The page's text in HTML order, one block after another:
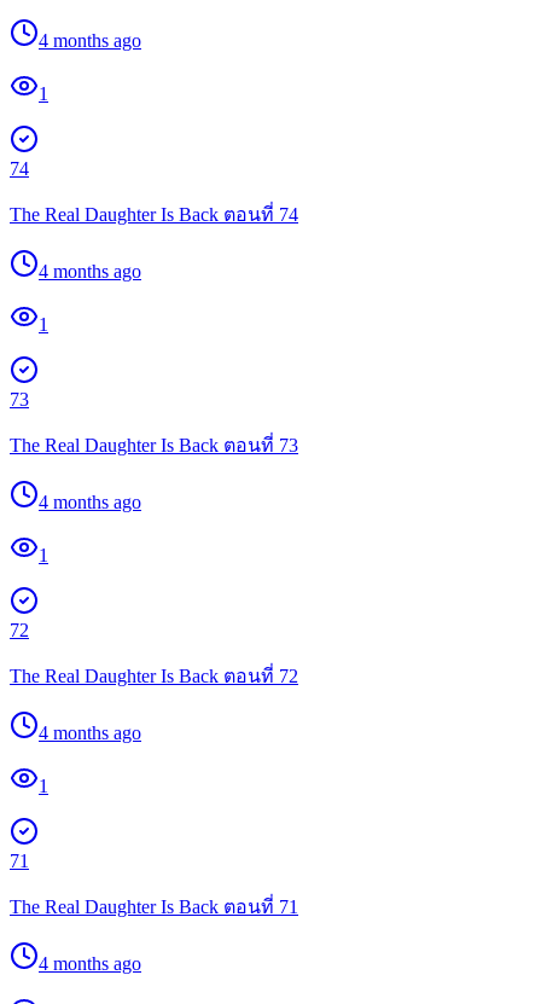
4 months ago
1
74
The Real Daughter Is Back ตอนที่ 74
4 months ago
1
73
The Real Daughter Is Back ตอนที่ 73
4 months ago
1
72
The Real Daughter Is Back ตอนที่ 72
4 months ago
1
71
The Real Daughter Is Back ตอนที่ 71
4 months ago